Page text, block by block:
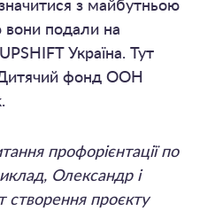
з майбутньою
подали на
Україна. Тут
фонд ООН
профорієнтації по
Олександр і
проєкту